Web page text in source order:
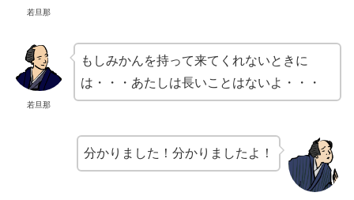
若旦那
若旦那
もしみかんを持って来てくれないときに
は・・・あたしは長いことはないよ・・・
分かりました！分かりましたよ！